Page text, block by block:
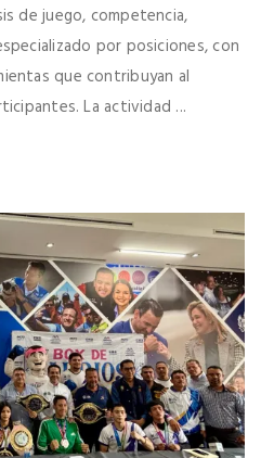
de juego, competencia,
por posiciones, con
que contribuyan al
La actividad ...